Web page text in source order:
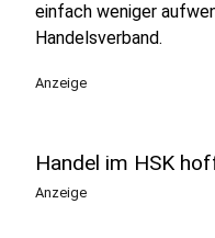
einfach weniger
Handelsverband.
Anzeige
Handel im HSK
Anzeige